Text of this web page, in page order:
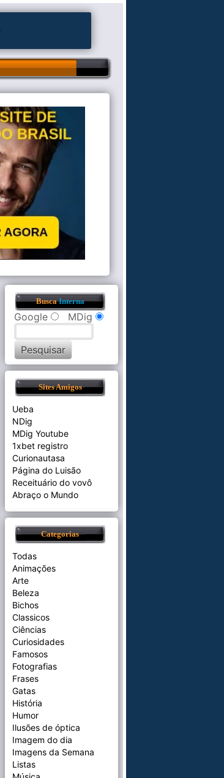
BuscaInterna
Google MDig
Sites Amigos
Ueba
NDig
MDig Youtube
1xbet registro
Curionautasa
Página do Luisão
Receituário do vovô
Abraço o Mundo
Categorias
Todas
Animações
Arte
Beleza
Bichos
Classicos
Ciências
Curiosidades
Famosos
Fotografias
Frases
Gatas
História
Humor
Ilusões de óptica
Imagem do dia
Imagens da Semana
Listas